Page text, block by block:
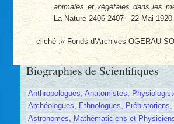
animales et végétales dans les
La Nature 2406-2407 - 22 Mai 1920
cliché :« Fonds d’Archives OGERAU-
Biographies de Scientifiques
Anthropologues, Anatomistes,
Archéologues, Ethnologues, Préhistoriens,
Astronomes, Mathématiciens et